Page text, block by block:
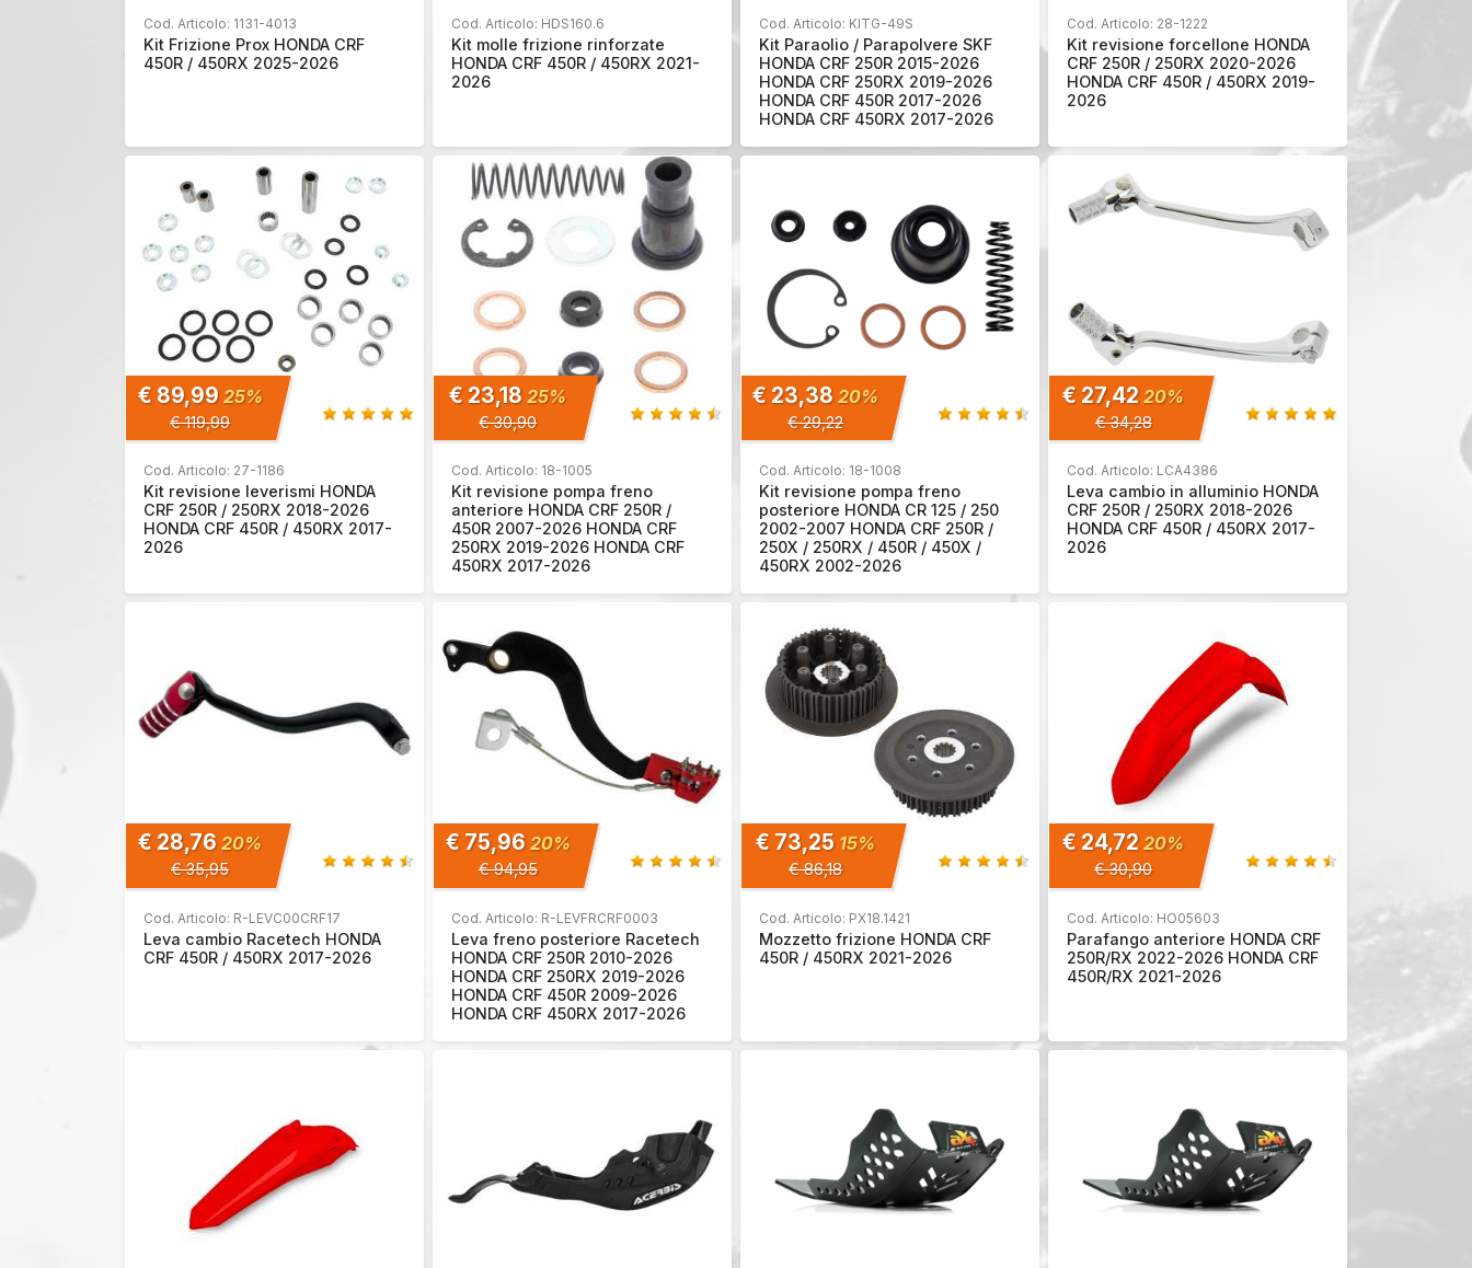
Cod. Articolo: 1131-4013
Kit Frizione Prox HONDA CRF
450R / 450RX 2025-2026
Cod. Articolo: HDS160.6
Kit molle frizione rinforzate
HONDA CRF 450R / 450RX 2021-
2026
Cod. Articolo: KITG-49S
Kit Paraolio / Parapolvere SKF
HONDA CRF 250R 2015-2026
HONDA CRF 250RX 2019-2026
HONDA CRF 450R 2017-2026
HONDA CRF 450RX 2017-2026
Cod. Articolo: 28-1222
Kit revisione forcellone HONDA
CRF 250R / 250RX 2020-2026
HONDA CRF 450R / 450RX 2019-
2026
€ 89,99 25%
€ 119,99
Cod. Articolo: 27-1186
Kit revisione leverismi HONDA
CRF 250R / 250RX 2018-2026
HONDA CRF 450R / 450RX 2017-
2026
€ 23,1825%
€ 30,90
Cod. Articolo: 18-1005
Kit revisione pompa freno
anteriore HONDA CRF 250R /
450R 2007-2026 HONDA CRF
250RX 2019-2026 HONDA CRF
450RX 2017-2026
€ 23,3820%
€ 29,22
Cod. Articolo: 18-1008
Kit revisione pompa freno
posteriore HONDA CR 125 / 250
2002-2007 HONDA CRF 250R /
250X / 250RX / 450R / 450X /
450RX 2002-2026
€ 27,4220%
€ 34,28
Cod. Articolo: LCA4386
Leva cambio in alluminio HONDA
CRF 250R / 250RX 2018-2026
HONDA CRF 450R / 450RX 2017-
2026
€ 28,7620%
€ 35,95
Cod. Articolo: R-LEVC00CRF17
Leva cambio Racetech HONDA
CRF 450R / 450RX 2017-2026
€ 75,96 20%
€ 94,95
Cod. Articolo: R-LEVFRCRF0003
Leva freno posteriore Racetech
HONDA CRF 250R 2010-2026
HONDA CRF 250RX 2019-2026
HONDA CRF 450R 2009-2026
HONDA CRF 450RX 2017-2026
€ 73,25 15%
€ 86,18
Cod. Articolo: PX18.1421
Mozzetto frizione HONDA CRF
450R / 450RX 2021-2026
€ 24,7220%
€ 30,90
Cod. Articolo: HO05603
Parafango anteriore HONDA CRF
250R/RX 2022-2026 HONDA CRF
450R/RX 2021-2026